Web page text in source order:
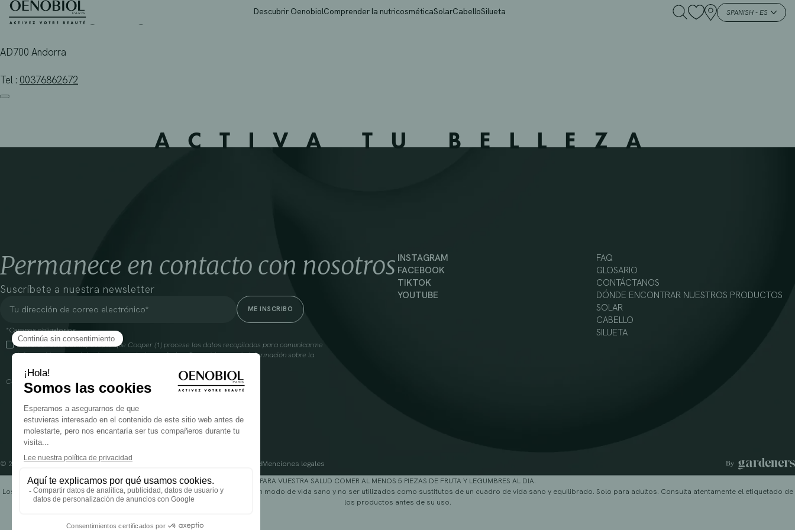
Skip
Descubrir OenobiolComprender la nutricosméticaSolarCabelloSilueta SPANISH - ES
FARMACIA CARLEMANY
AD700 Andorra
Tel : 00376862672
ACTIVA TU BELLEZA
Permanece en contacto con nosotros
Suscríbete a nuestra newsletter
*Campos obligatorios
Al marcar esta casilla, acepto que Cooper (1) procese los datos recopilados para comunicarme
información comercial sobre sus productos y ofertas. Para obtener más información sobre la
Cooperación farmacéutica francesa, RCS Melun 399 227 636
INSTAGRAM
FACEBOOK
TIKTOK
YOUTUBE
FAQ
GLOSARIO
CONTÁCTANOS
DÓNDE ENCONTRAR NUESTROS PRODUCTOS
SOLAR
CABELLO
SILUETA
© 2024 OENOBIOL PARISCondiciones Generales de Uso Política de PrivacidadMenciones legales
PARA VUESTRA SALUD COMER AL MENOS 5 PIEZAS DE FRUTA Y LEGUMBRES AL DIA.
Los complementos alimenticios tienen que ser utilizados en el cuadro de un modo de vida sano y no ser utilizados como sustitutos de un cuadro de vida sano y equilibrado. Solo para adultos. Consulta atentamente el etiquetado de
los productos antes de su uso.